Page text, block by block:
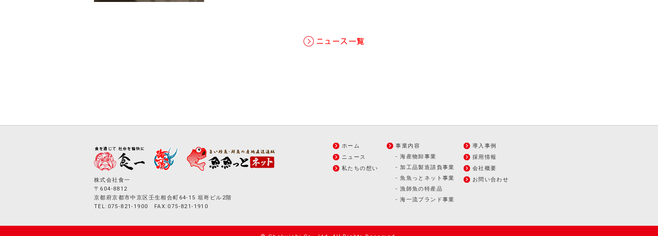
株式会社食一
〒604-8812
京都府京都市中京区壬生相合町64-15 垣嵜ビル2階
TEL:075-821-1900 FAX:075-821-1910
ホーム
ニュース
私たちの想い
事業内容
-海産物卸事業
-加工品製造請負事業
-魚魚っとネット事業
-漁師魚の特産品
-海一流ブランド事業
導入事例
採用情報
会社概要
お問い合わせ